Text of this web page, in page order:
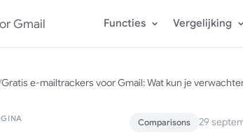
Gmail Functies Vergelijking
Gratis e-mailtrackers voor Gmail: Wat kun je
Comparisons 29